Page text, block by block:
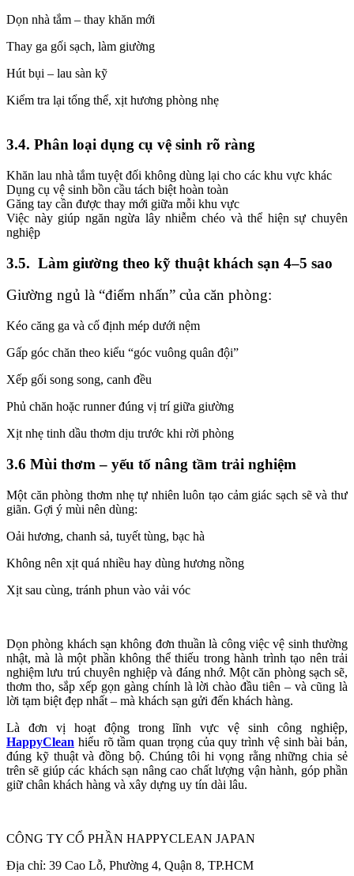
Dọn nhà tắm – thay khăn mới
Thay ga gối sạch, làm giường
Hút bụi – lau sàn kỹ
Kiểm tra lại tổng thể, xịt hương phòng nhẹ
3.4. Phân loại dụng cụ vệ sinh rõ ràng
Khăn lau nhà tắm tuyệt đối không dùng lại cho các khu vực khác
Dụng cụ vệ sinh bồn cầu tách biệt hoàn toàn
Găng tay cần được thay mới giữa mỗi khu vực
Việc này giúp ngăn ngừa lây nhiễm chéo và thể hiện sự chuyên
nghiệp
3.5. Làm giường theo kỹ thuật khách sạn 4–5 sao
Giường ngủ là “điểm nhấn” của căn phòng:
Kéo căng ga và cố định mép dưới nệm
Gấp góc chăn theo kiểu “góc vuông quân đội”
Xếp gối song song, canh đều
Phủ chăn hoặc runner đúng vị trí giữa giường
Xịt nhẹ tinh dầu thơm dịu trước khi rời phòng
3.6 Mùi thơm – yếu tố nâng tầm trải nghiệm
Một căn phòng thơm nhẹ tự nhiên luôn tạo cảm giác sạch sẽ và thư
giãn. Gợi ý mùi nên dùng:
Oải hương, chanh sả, tuyết tùng, bạc hà
Không nên xịt quá nhiều hay dùng hương nồng
Xịt sau cùng, tránh phun vào vải vóc
Dọn phòng khách sạn không đơn thuần là công việc vệ sinh thường
nhật, mà là một phần không thể thiếu trong hành trình tạo nên trải
nghiệm lưu trú chuyên nghiệp và đáng nhớ. Một căn phòng sạch sẽ,
thơm tho, sắp xếp gọn gàng chính là lời chào đầu tiên – và cũng là
lời tạm biệt đẹp nhất – mà khách sạn gửi đến khách hàng.
Là đơn vị hoạt động trong lĩnh vực vệ sinh công nghiệp,
HappyClean hiểu rõ tầm quan trọng của quy trình vệ sinh bài bản,
đúng kỹ thuật và đồng bộ. Chúng tôi hi vọng rằng những chia sẻ
trên sẽ giúp các khách sạn nâng cao chất lượng vận hành, góp phần
giữ chân khách hàng và xây dựng uy tín dài lâu.
CÔNG TY CỔ PHẦN HAPPYCLEAN JAPAN
Địa chỉ: 39 Cao Lỗ, Phường 4, Quận 8, TP.HCM